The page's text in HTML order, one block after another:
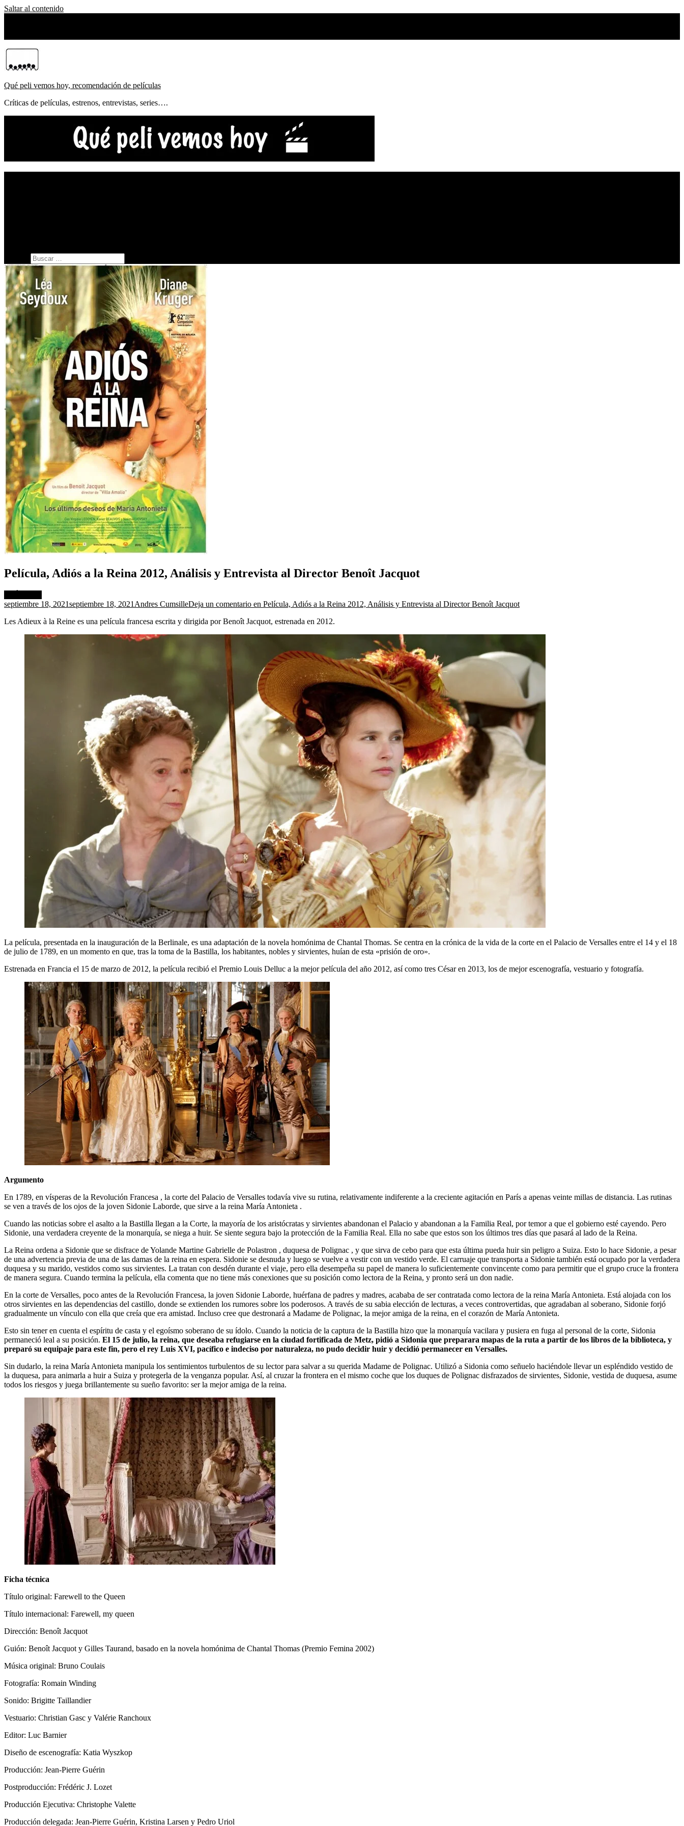
Saltar al contenido
Qué peli vemos hoy, recomendación de películas
Críticas de películas, estrenos, entrevistas, series….
Película, Adiós a la Reina 2012, Análisis y Entrevista al Director Benoît Jacquot
septiembre 18, 2021septiembre 18, 2021 Andres CumsilleDeja un comentario en Película, Adiós a la Reina 2012, Análisis y Entrevista al Director Benoît Jacquot
Les Adieux à la Reine es una película francesa escrita y dirigida por Benoît Jacquot, estrenada en 2012.
La película, presentada en la inauguración de la Berlinale, es una adaptación de la novela homónima de Chantal Thomas. Se centra en la crónica de la vida de la corte en el Palacio de Versalles entre el 14 y el 18
de julio de 1789, en un momento en que, tras la toma de la Bastilla, los habitantes, nobles y sirvientes, huían de esta «prisión de oro».
Estrenada en Francia el 15 de marzo de 2012, la película recibió el Premio Louis Delluc a la mejor película del año 2012, así como tres César en 2013, los de mejor escenografía, vestuario y fotografía.
Argumento
En 1789, en vísperas de la Revolución Francesa , la corte del Palacio de Versalles todavía vive su rutina, relativamente indiferente a la creciente agitación en París a apenas veinte millas de distancia. Las rutinas
se ven a través de los ojos de la joven Sidonie Laborde, que sirve a la reina María Antonieta .
Cuando las noticias sobre el asalto a la Bastilla llegan a la Corte, la mayoría de los aristócratas y sirvientes abandonan el Palacio y abandonan a la Familia Real, por temor a que el gobierno esté cayendo. Pero
Sidonie, una verdadera creyente de la monarquía, se niega a huir. Se siente segura bajo la protección de la Familia Real. Ella no sabe que estos son los últimos tres días que pasará al lado de la Reina.
La Reina ordena a Sidonie que se disfrace de Yolande Martine Gabrielle de Polastron , duquesa de Polignac , y que sirva de cebo para que esta última pueda huir sin peligro a Suiza. Esto lo hace Sidonie, a pesar
de una advertencia previa de una de las damas de la reina en espera. Sidonie se desnuda y luego se vuelve a vestir con un vestido verde. El carruaje que transporta a Sidonie también está ocupado por la verdadera
duquesa y su marido, vestidos como sus sirvientes. La tratan con desdén durante el viaje, pero ella desempeña su papel de manera lo suficientemente convincente como para permitir que el grupo cruce la frontera
de manera segura. Cuando termina la película, ella comenta que no tiene más conexiones que su posición como lectora de la Reina, y pronto será un don nadie.
En la corte de Versalles, poco antes de la Revolución Francesa, la joven Sidonie Laborde, huérfana de padres y madres, acababa de ser contratada como lectora de la reina María Antonieta. Está alojada con los
otros sirvientes en las dependencias del castillo, donde se extienden los rumores sobre los poderosos. A través de su sabia elección de lecturas, a veces controvertidas, que agradaban al soberano, Sidonie forjó
gradualmente un vínculo con ella que creía que era amistad. Incluso cree que destronará a Madame de Polignac, la mejor amiga de la reina, en el corazón de María Antonieta.
Esto sin tener en cuenta el espíritu de casta y el egoísmo soberano de su ídolo. Cuando la noticia de la captura de la Bastilla hizo que la monarquía vacilara y pusiera en fuga al personal de la corte, Sidonia
permaneció leal a su posición. El 15 de julio, la reina, que deseaba refugiarse en la ciudad fortificada de Metz, pidió a Sidonia que preparara mapas de la ruta a partir de los libros de la biblioteca, y
preparó su equipaje para este fin, pero el rey Luis XVI, pacífico e indeciso por naturaleza, no pudo decidir huir y decidió permanecer en Versalles.
Sin dudarlo, la reina María Antonieta manipula los sentimientos turbulentos de su lector para salvar a su querida Madame de Polignac. Utilizó a Sidonia como señuelo haciéndole llevar un espléndido vestido de
la duquesa, para animarla a huir a Suiza y protegerla de la venganza popular. Así, al cruzar la frontera en el mismo coche que los duques de Polignac disfrazados de sirvientes, Sidonie, vestida de duquesa, asume
todos los riesgos y juega brillantemente su sueño favorito: ser la mejor amiga de la reina.
Ficha técnica
Título original: Farewell to the Queen
Título internacional: Farewell, my queen
Dirección: Benoît Jacquot
Guión: Benoît Jacquot y Gilles Taurand, basado en la novela homónima de Chantal Thomas (Premio Femina 2002)
Música original: Bruno Coulais
Fotografía: Romain Winding
Sonido: Brigitte Taillandier
Vestuario: Christian Gasc y Valérie Ranchoux
Editor: Luc Barnier
Diseño de escenografía: Katia Wyszkop
Producción: Jean-Pierre Guérin
Postproducción: Frédéric J. Lozet
Producción Ejecutiva: Christophe Valette
Producción delegada: Jean-Pierre Guérin, Kristina Larsen y Pedro Uriol